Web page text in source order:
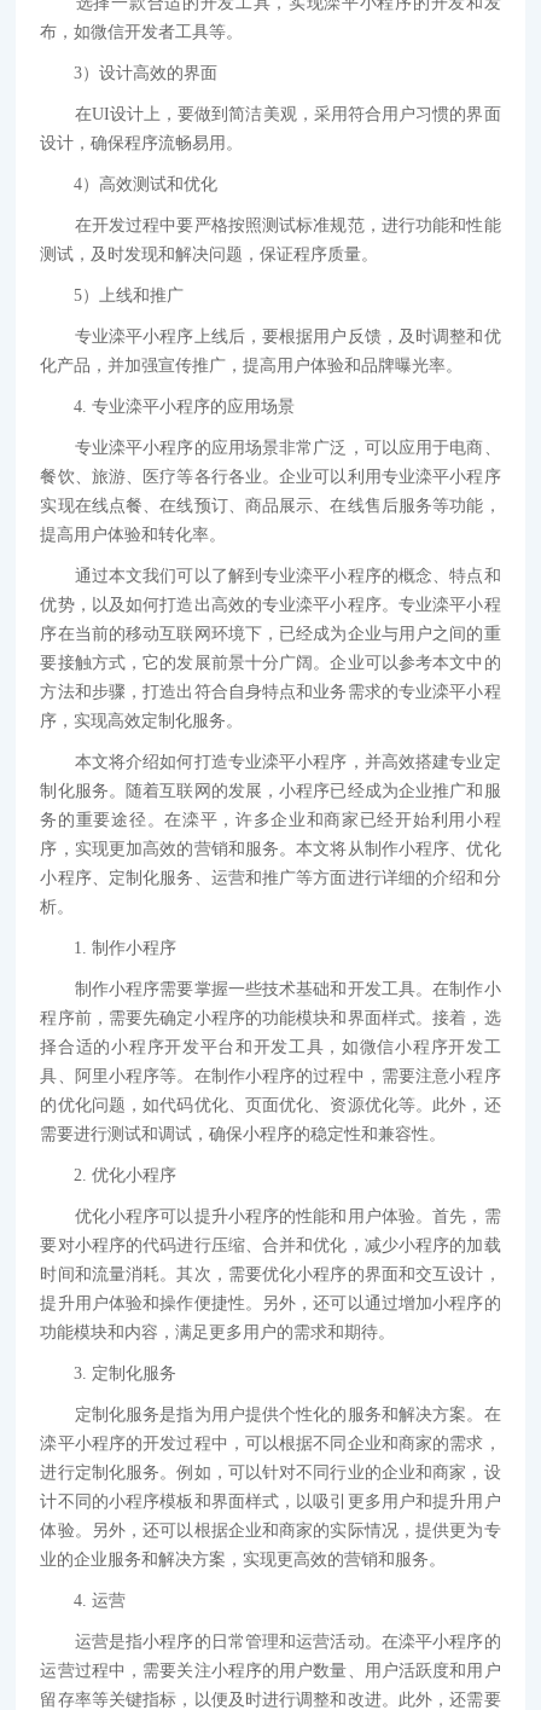
布，如微信开发者工具等。
3）设计高效的界面
在UI设计上，要做到简洁美观，采用符合用户习惯的界面
设计，确保程序流畅易用。
4）高效测试和优化
在开发过程中要严格按照测试标准规范，进行功能和性能
测试，及时发现和解决问题，保证程序质量。
5）上线和推广
专业滦平小程序上线后，要根据用户反馈，及时调整和优
化产品，并加强宣传推广，提高用户体验和品牌曝光率。
4. 专业滦平小程序的应用场景
专业滦平小程序的应用场景非常广泛，可以应用于电商、
餐饮、旅游、医疗等各行各业。企业可以利用专业滦平小程序
实现在线点餐、在线预订、商品展示、在线售后服务等功能，
提高用户体验和转化率。
通过本文我们可以了解到专业滦平小程序的概念、特点和
优势，以及如何打造出高效的专业滦平小程序。专业滦平小程
序在当前的移动互联网环境下，已经成为企业与用户之间的重
要接触方式，它的发展前景十分广阔。企业可以参考本文中的
方法和步骤，打造出符合自身特点和业务需求的专业滦平小程
序，实现高效定制化服务。
本文将介绍如何打造专业滦平小程序，并高效搭建专业定
制化服务。随着互联网的发展，小程序已经成为企业推广和服
务的重要途径。在滦平，许多企业和商家已经开始利用小程
序，实现更加高效的营销和服务。本文将从制作小程序、优化
小程序、定制化服务、运营和推广等方面进行详细的介绍和分
析。
1. 制作小程序
制作小程序需要掌握一些技术基础和开发工具。在制作小
程序前，需要先确定小程序的功能模块和界面样式。接着，选
择合适的小程序开发平台和开发工具，如微信小程序开发工
具、阿里小程序等。在制作小程序的过程中，需要注意小程序
的优化问题，如代码优化、页面优化、资源优化等。此外，还
需要进行测试和调试，确保小程序的稳定性和兼容性。
2. 优化小程序
优化小程序可以提升小程序的性能和用户体验。首先，需
要对小程序的代码进行压缩、合并和优化，减少小程序的加载
时间和流量消耗。其次，需要优化小程序的界面和交互设计，
提升用户体验和操作便捷性。另外，还可以通过增加小程序的
功能模块和内容，满足更多用户的需求和期待。
3. 定制化服务
定制化服务是指为用户提供个性化的服务和解决方案。在
滦平小程序的开发过程中，可以根据不同企业和商家的需求，
进行定制化服务。例如，可以针对不同行业的企业和商家，设
计不同的小程序模板和界面样式，以吸引更多用户和提升用户
体验。另外，还可以根据企业和商家的实际情况，提供更为专
业的企业服务和解决方案，实现更高效的营销和服务。
4. 运营
运营是指小程序的日常管理和运营活动。在滦平小程序的
运营过程中，需要关注小程序的用户数量、用户活跃度和用户
留存率等关键指标，以便及时进行调整和改进。此外，还需要